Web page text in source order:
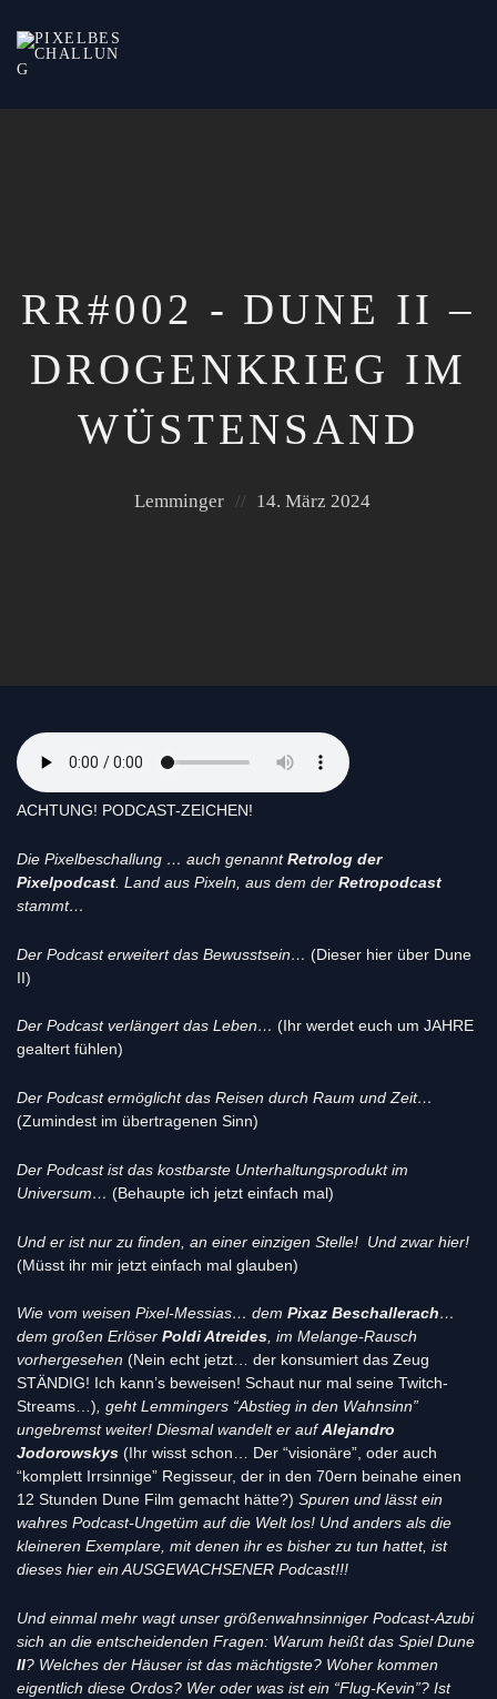
RR#002 - DUNE II –
DROGENKRIEG IM
WÜSTENSAND
Posted
Lemminger
Posted
14. März 2024
ACHTUNG! PODCAST-ZEICHEN!
Die Pixelbeschallung … auch genanntRetrolog der
Pixelpodcast . Land aus Pixeln, aus dem der Retropodcast
stammt…
Der Podcast erweitert das Bewusstsein… (Dieser hier über Dune
II)
Der Podcast verlängert das Leben… (Ihr werdet euch um JAHRE
gealtert fühlen)
Der Podcast ermöglicht das Reisen durch Raum und Zeit…
(Zumindest im übertragenen Sinn)
Der Podcast ist das kostbarste Unterhaltungsprodukt im
Universum… (Behaupte ich jetzt einfach mal)
Und er ist nur zu finden, an einer einzigen Stelle! Und zwar hier!
(Müsst ihr mir jetzt einfach mal glauben)
Wie vom weisen Pixel-Messias… dem Pixaz Beschallerach…
dem großen Erlöser Poldi Atreides, im Melange-Rausch
vorhergesehen (Nein echt jetzt… der konsumiert das Zeug
STÄNDIG! Ich kann’s beweisen! Schaut nur mal seine Twitch-
Streams…), geht Lemmingers “Abstieg in den Wahnsinn”
ungebremst weiter! Diesmal wandelt er aufAlejandro
Jodorowskys (Ihr wisst schon… Der “visionäre”, oder auch
“komplett Irrsinnige” Regisseur, der in den 70ern beinahe einen
12 Stunden Dune Film gemacht hätte?) Spuren und lässt ein
wahres Podcast-Ungetüm auf die Welt los! Und anders als die
kleineren Exemplare, mit denen ihr es bisher zu tun hattet, ist
dieses hier ein AUSGEWACHSENER Podcast!!!
Und einmal mehr wagt unser größenwahnsinniger Podcast-Azubi
sich an die entscheidenden Fragen: Warum heißt das Spiel Dune
II? Welches der Häuser ist das mächtigste? Woher kommen
eigentlich diese Ordos? Wer oder was ist ein “Flug-Kevin”? Ist